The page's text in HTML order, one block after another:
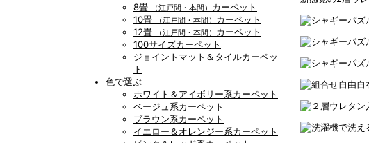
8畳
（江戸間・本間） カーペット
10畳
（江戸間・本間） カーペット
12畳
（江戸間・本間） カーペット
100サイズカーペット
ジョイントマット＆タイルカーペッ
ト
色で選ぶ
ホワイト＆アイボリー系カーペット
ベージュ系カーペット
ブラウン系カーペット
イエロー＆オレンジー系カーペット